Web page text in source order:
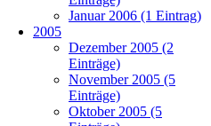
Januar 2006 (1 Eintrag)
2005
Dezember 2005 (2
Einträge)
November 2005 (5
Einträge)
Oktober 2005 (5